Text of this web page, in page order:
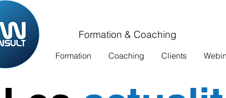
Formation & Coaching
Formation Coaching Clients